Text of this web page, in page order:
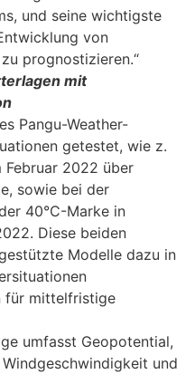
und seine wichtigste
von
prognostizieren.“
mit
Pangu-Weather-
getestet, wie z.
Februar 2022 über
sowie bei der
40°C-Marke in
Diese beiden
Modelle dazu in
für mittelfristige
umfasst Geopotential,
und